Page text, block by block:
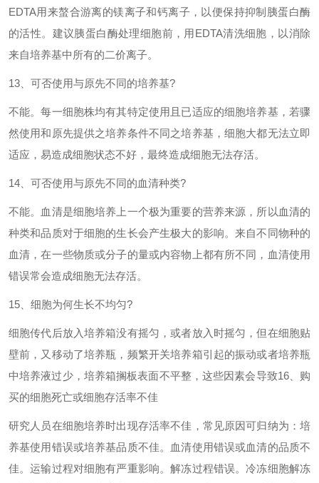
EDTA用来螯合游离的镁离子和钙离子，以便保持抑制胰蛋白酶
的活性。建议胰蛋白酶处理细胞前，用 EDTA清洗细胞，以消除
来自培养基中所有的二价离子。
13 、可否使用与原先不同的培养基?
不能。每一细胞株均有其特定使用且已适应的细胞培养基，若骤
然使用和原先提供之培养条件不同之培养基，细胞大都无法立即
适应，易造成细胞状态不好，最终造成细胞无法存活。
14 、可否使用与原先不同的血清种类?
不能。血清是细胞培养上一个极为重要的营养来源，所以血清的
种类和品质对于细胞的生长会产生极大的影响。来自不同物种的
血清，在一些物质或分子的量或内容物上都有所不同，血清使用
错误常会造成细胞无法存活。
15 、细胞为何生长不均匀?
细胞传代后放入培养箱没有摇匀，或者放入时摇匀，但在细胞贴
壁前，又移动了培养瓶，频繁开关培养箱引起的振动或者培养瓶
中培养液过少，培养箱搁板表面不平整，这些因素会导致16、购
买的细胞死亡或细胞存活率不佳
研究人员在细胞培养时出现存活率不佳，常见原因可归纳为：培
养基使用错误或培养基品质不佳。血清使用错误或血清的品质不
佳。运输过程对细胞有严重影响。解冻过程错误。冷冻细胞解冻